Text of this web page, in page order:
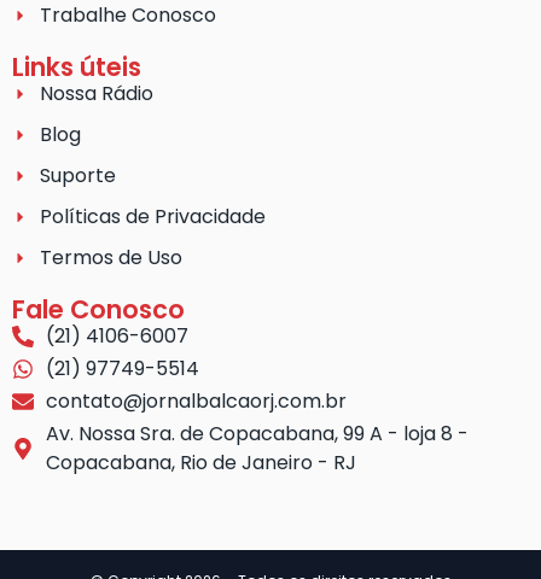
Trabalhe Conosco
Links úteis
Nossa Rádio
Blog
Suporte
Políticas de Privacidade
Termos de Uso
Fale Conosco
(21) 4106-6007
(21) 97749-5514
contato@jornalbalcaorj.com.br
Av. Nossa Sra. de Copacabana, 99 A - loja 8 -
Copacabana, Rio de Janeiro - RJ